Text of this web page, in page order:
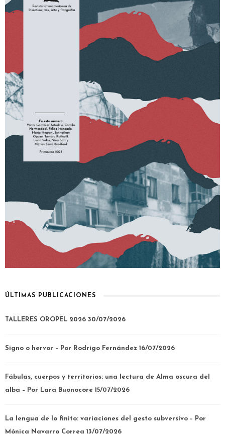
ÚLTIMAS PUBLICACIONES
TALLERES OROPEL 2026 30/07/2026
Signo o hervor – Por Rodrigo Fernández 16/07/2026
Fábulas, cuerpos y territorios: una lectura de Alma oscura del
alba – Por Lara Buonocore 15/07/2026
La lengua de lo finito: variaciones del gesto subversivo – Por
Mónica Navarro Correa 13/07/2026